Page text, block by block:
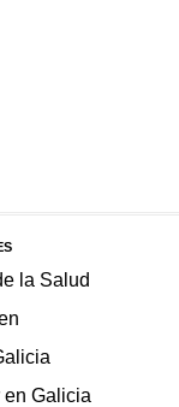
la Salud
en Galicia